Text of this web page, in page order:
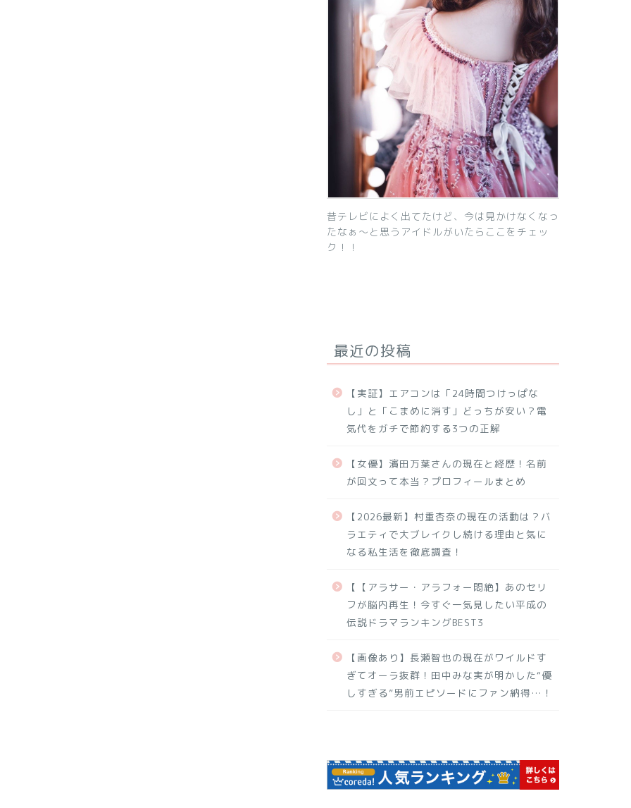
昔テレビによく出てたけど、今は見かけなくなっ
たなぁ～と思うアイドルがいたらここをチェッ
ク！！
最近の投稿
【実証】エアコンは「24時間つけっぱな
し」と「こまめに消す」どっちが安い？電
気代をガチで節約する3つの正解
【女優】濱田万葉さんの現在と経歴！名前
が回文って本当？プロフィールまとめ
【2026最新】村重杏奈の現在の活動は？バ
ラエティで大ブレイクし続ける理由と気に
なる私生活を徹底調査！
【【アラサー・アラフォー悶絶】あのセリ
フが脳内再生！今すぐ一気見したい平成の
伝説ドラマランキングBEST3
【画像あり】長瀬智也の現在がワイルドす
ぎてオーラ抜群！田中みな実が明かした“優
しすぎる”男前エピソードにファン納得…！